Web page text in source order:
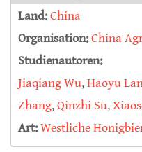
Land:China
Organisation:China
Studienautoren:
Jiaqiang Wu,Haoyu
Zhang,Qinzhi Su,
Art:Westliche